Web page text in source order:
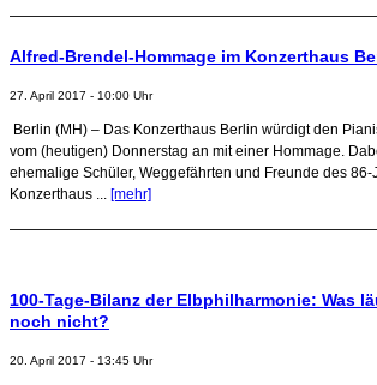
Alfred-Brendel-Hommage im Konzerthaus
27. April 2017 - 10:00 Uhr
Berlin (MH) – Das Konzerthaus Berlin würdigt den
vom (heutigen) Donnerstag an mit einer Hommage.
ehemalige Schüler, Weggefährten und Freunde des
Konzerthaus ... [mehr]
100-Tage-Bilanz der Elbphilharmonie: Was
noch nicht?
20. April 2017 - 13:45 Uhr